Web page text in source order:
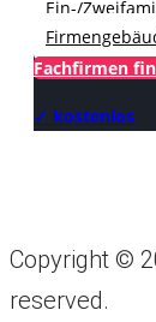
Ein-/
Fachfirmen
✓ kostenlos
Copyright ©
reserved.